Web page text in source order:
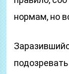
нормам, но